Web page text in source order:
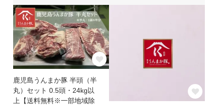
鹿児島うんまか豚 半頭（半
丸）セット 0.5頭・24kg以
上【送料無料※一部地域除